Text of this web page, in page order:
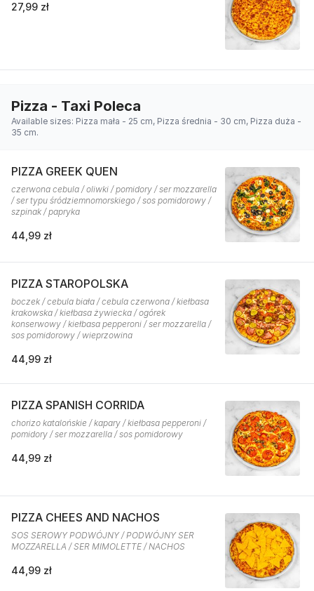
27,99 zł
Pizza - Taxi Poleca
Available sizes: Pizza mała - 25 cm, Pizza średnia - 30 cm, Pizza duża -
35 cm.
PIZZA GREEK QUEN
czerwona cebula / oliwki / pomidory / ser mozzarella
/ ser typu śródziemnomorskiego / sos pomidorowy /
szpinak / papryka
44,99 zł
PIZZA STAROPOLSKA
boczek / cebula biała / cebula czerwona / kiełbasa
krakowska / kiełbasa żywiecka / ogórek
konserwowy / kiełbasa pepperoni / ser mozzarella /
sos pomidorowy / wieprzowina
44,99 zł
PIZZA SPANISH CORRIDA
chorizo katalońskie / kapary / kiełbasa pepperoni /
pomidory / ser mozzarella / sos pomidorowy
44,99 zł
PIZZA CHEES AND NACHOS
SOS SEROWY PODWÓJNY / PODWÓJNY SER
MOZZARELLA / SER MIMOLETTE / NACHOS
44,99 zł